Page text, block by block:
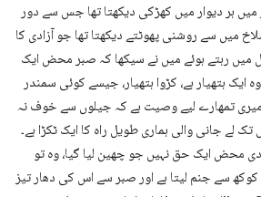
میں ہر دیوار میں کھڑکی دیکھتا تھا جس سے دور
میں سے روشنی پھوٹتے دیکھتا تھا جو آزادی کا
میں رہتے ہوئے میں نے سیکھا کہ صبر محض ایک
ایک ہتھیار ہے، کڑوا ہتھیار، جیسے کوئی سمندر
تمھارے لیے وصیت ہے کہ جیلوں سے خوف نہ
لے جانی والی ہماری طویل راہ کا ایک ٹکڑا ہے۔
محض ایک حق نہیں جو چھین لیا گیا، وہ تو
سے جنم لیتا ہے اور صبر سے اس کی دھار تیز